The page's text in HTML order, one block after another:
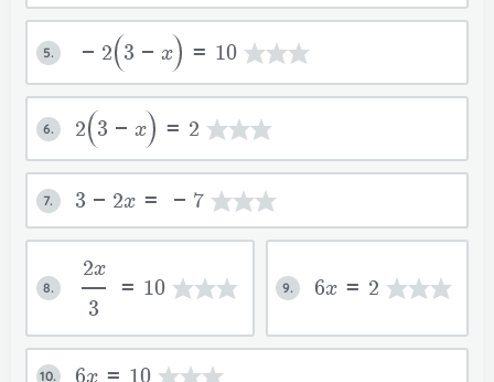
5. -2 3-x =10
6. 2 3-x =2
7. 3-2x=-7
8.
2x
3
=10 9. 6x=2
10. 6x=10